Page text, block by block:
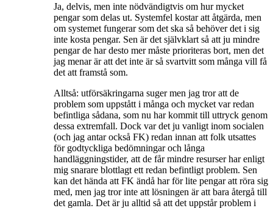
Ja, delvis, men inte nödvändigtvis om hur mycket
pengar som delas ut. Systemfel kostar att åtgärda, men
om systemet fungerar som det ska så behöver det i sig
inte kosta pengar. Sen är det självklart så att ju mindre
pengar de har desto mer måste prioriteras bort, men det
jag menar är att det inte är så svartvitt som många vill få
det att framstå som.
Alltså: utförsäkringarna suger men jag tror att de
problem som uppstått i många och mycket var redan
befintliga sådana, som nu har kommit till uttryck genom
dessa extremfall. Dock var det ju vanligt inom socialen
(och jag antar också FK) redan innan att folk utsattes
för godtyckliga bedömningar och långa
handläggningstider, att de får mindre resurser har enligt
mig snarare blottlagt ett redan befintligt problem. Sen
kan det hända att FK ändå har för lite pengar att röra sig
med, men jag tror inte att lösningen är att bara återgå till
det gamla. Det är ju alltid så att det uppstår problem i